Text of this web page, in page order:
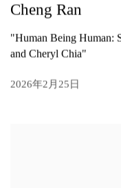
Cheng Ran
"Human Being Human:
and Cheryl Chia"
2026年2月25日